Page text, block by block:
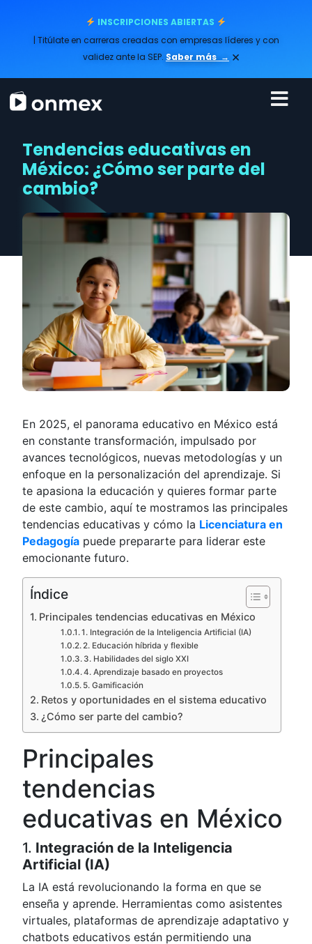
INSCRIPCIONES ABIERTAS
| Titúlate en carreras creadas con empresas líderes y con
validez ante la SEP. Saber más → ×
Tendencias educativas en
México: ¿Cómo ser parte del
cambio?
En 2025, el panorama educativo en México está
en constante transformación, impulsado por
avances tecnológicos, nuevas metodologías y un
enfoque en la personalización del aprendizaje. Si
te apasiona la educación y quieres formar parte
de este cambio, aquí te mostramos las principales
tendencias educativas y cómo la Licenciatura en
Pedagogía puede prepararte para liderar este
emocionante futuro.
Índice
Principales tendencias educativas en México
1. Integración de la Inteligencia Artificial (IA)
2. Educación híbrida y flexible
3. Habilidades del siglo XXI
4. Aprendizaje basado en proyectos
5. Gamificación
Retos y oportunidades en el sistema educativo
¿Cómo ser parte del cambio?
Principales
tendencias
educativas en México
1. Integración de la Inteligencia
Artificial (IA)
La IA está revolucionando la forma en que se
enseña y aprende. Herramientas como asistentes
virtuales, plataformas de aprendizaje adaptativo y
chatbots educativos están permitiendo una